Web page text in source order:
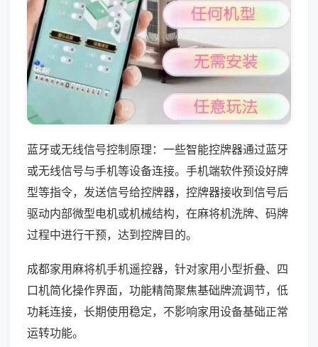
蓝牙或无线信号控制原理：一些智能控牌器通过蓝牙
或无线信号与手机等设备连接。手机端软件预设好牌
型等指令，发送信号给控牌器，控牌器接收到信号后
驱动内部微型电机或机械结构，在麻将机洗牌、码牌
过程中进行干预，达到控牌目的。
成都家用麻将机手机遥控器，针对家用小型折叠、四
口机简化操作界面，功能精简聚焦基础牌流调节，低
功耗连接，长期使用稳定，不影响家用设备基础正常
运转功能。